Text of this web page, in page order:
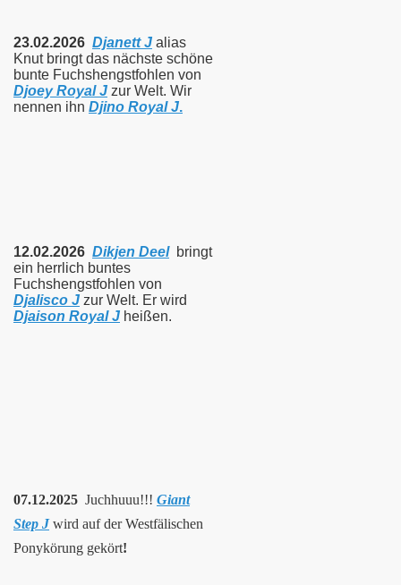
23.02.2026 Djanett J alias
Knut bringt das nächste schöne
bunte Fuchshengstfohlen von
Djoey Royal J zur Welt. Wir
nennen ihn Djino Royal J.
12.02.2026 Dikjen Deel bringt
ein herrlich buntes
Fuchshengstfohlen von
Djalisco J zur Welt. Er wird
Djaison Royal J heißen.
07.12.2025 Juchhuuu!!! Giant
Step J wird auf der Westfälischen
Ponykörung gekört!